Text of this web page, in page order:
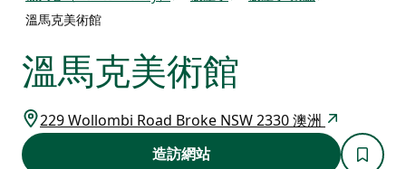
溫馬克美術館
溫馬克美術館
229 Wollombi Road Broke NSW 2330 澳洲
造訪網站